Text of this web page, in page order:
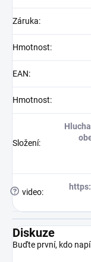
Záruka:
Hmotnost:
EAN:
Hmotnost:
Složení:
? video:
Diskuze
Buďte první, kdo